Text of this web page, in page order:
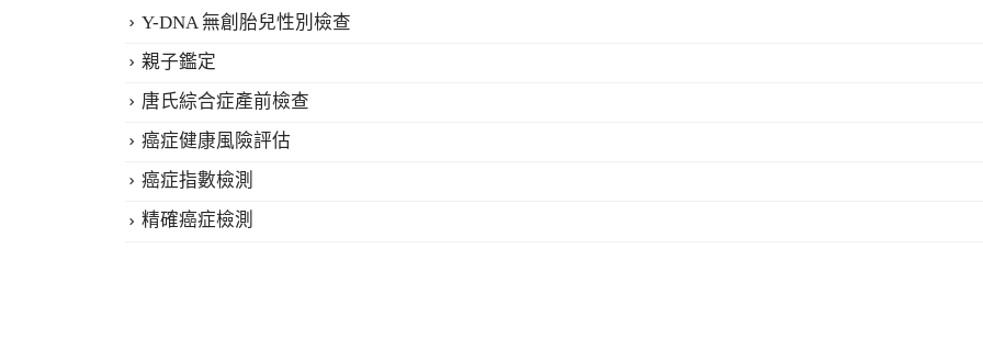
Y-DNA 無創胎兒性別檢查
親子鑑定
唐氏綜合症產前檢查
癌症健康風險評估
癌症指數檢測
精確癌症檢測